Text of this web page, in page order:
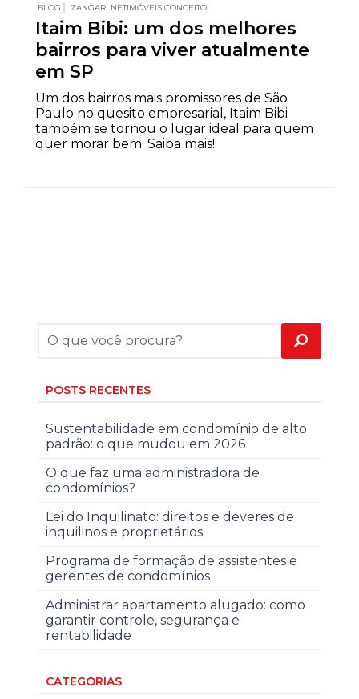
BLOG ZANGARI NETIMÓVEIS CONCEITO
Itaim Bibi: um dos melhores
bairros para viver atualmente
em SP
Um dos bairros mais promissores de São
Paulo no quesito empresarial, Itaim Bibi
também se tornou o lugar ideal para quem
quer morar bem. Saiba mais!
POSTS RECENTES
Sustentabilidade em condomínio de alto
padrão: o que mudou em 2026
O que faz uma administradora de
condomínios?
Lei do Inquilinato: direitos e deveres de
inquilinos e proprietários
Programa de formação de assistentes e
gerentes de condomínios
Administrar apartamento alugado: como
garantir controle, segurança e
rentabilidade
CATEGORIAS